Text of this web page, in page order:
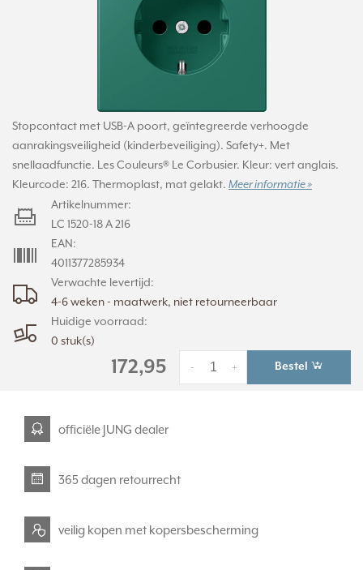
Stopcontact met USB-A poort, geïntegreerde verhoogde
aanrakingsveiligheid (kinderbeveiliging). Safety+. Met
snellaadfunctie. Les Couleurs® Le Corbusier. Kleur: vert anglais.
Kleurcode: 216. Thermoplast, mat gelakt. Meer informatie »
Verwachte levertijd:
4-6 weken - maatwerk, niet retourneerbaar
Huidige voorraad:
0 stuk(s)
Artikelnummer:
LC 1520-18 A 216
EAN:
4011377285934
172,95 +
- Bestel
officiële JUNG dealer
365 dagen retourrecht
veilig kopen met kopersbescherming